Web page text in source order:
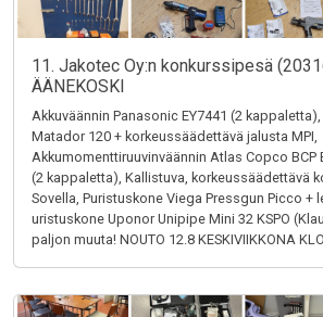
11. Jakotec Oy:n konkurssipesä
ÄÄNEKOSKI
Akkuväännin Panasonic EY7441 (2
Matador 120 + korkeussäädettävä jalusta MPI,
Akkumomenttiruuvinväännin Atlas Copco BCP
(2 kappaletta), Kallistuva, korkeussäädettävä
Sovella, Puristuskone Viega Pressgun Picco +
uristuskone Uponor Unipipe Mini 32 KSPO
paljon muuta! NOUTO 12.8 KESKIVIIKKONA